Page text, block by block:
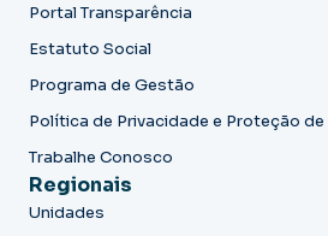
Portal Transparência
Estatuto Social
Programa de Gestão
Política de Privacidade e Proteção
Trabalhe Conosco
Regionais
Unidades